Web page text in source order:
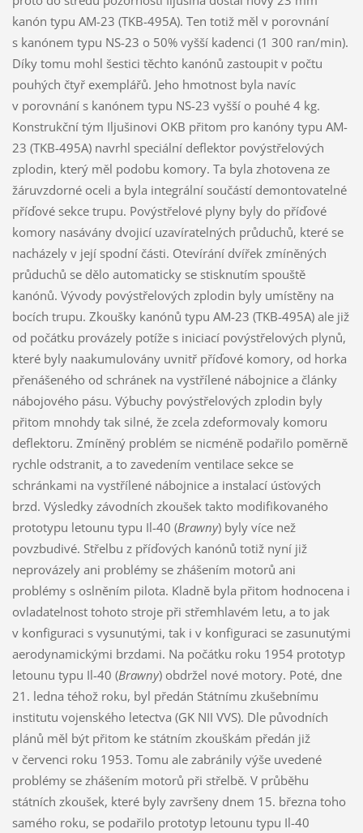
kanón typu AM-23 (TKB-495A). Ten totiž měl v porovnání
s kanónem typu NS-23 o 50% vyšší kadenci (1 300 ran/min).
Díky tomu mohl šestici těchto kanónů zastoupit v počtu
pouhých čtyř exemplářů. Jeho hmotnost byla navíc
v porovnání s kanónem typu NS-23 vyšší o pouhé 4 kg.
Konstrukční tým Iljušinovi OKB přitom pro kanóny typu AM-
23 (TKB-495A) navrhl speciální deflektor povýstřelových
zplodin, který měl podobu komory. Ta byla zhotovena ze
žáruvzdorné oceli a byla integrální součástí demontovatelné
příďové sekce trupu. Povýstřelové plyny byly do příďové
komory nasávány dvojicí uzavíratelných průduchů, které se
nacházely v její spodní části. Otevírání dvířek zmíněných
průduchů se dělo automaticky se stisknutím spouště
kanónů. Vývody povýstřelových zplodin byly umístěny na
bocích trupu. Zkoušky kanónů typu AM-23 (TKB-495A) ale již
od počátku provázely potíže s iniciací povýstřelových plynů,
které byly naakumulovány uvnitř příďové komory, od horka
přenášeného od schránek na vystřílené nábojnice a články
nábojového pásu. Výbuchy povýstřelových zplodin byly
přitom mnohdy tak silné, že zcela zdeformovaly komoru
deflektoru. Zmíněný problém se nicméně podařilo poměrně
rychle odstranit, a to zavedením ventilace sekce se
schránkami na vystřílené nábojnice a instalací úsťových
brzd. Výsledky závodních zkoušek takto modifikovaného
prototypu letounu typu Il-40 (Brawny) byly více než
povzbudivé. Střelbu z příďových kanónů totiž nyní již
neprovázely ani problémy se zhášením motorů ani
problémy s oslněním pilota. Kladně byla přitom hodnocena i
ovladatelnost tohoto stroje při střemhlavém letu, a to jak
v konfiguraci s vysunutými, tak i v konfiguraci se zasunutými
aerodynamickými brzdami. Na počátku roku 1954 prototyp
letounu typu Il-40 (Brawny) obdržel nové motory. Poté, dne
21. ledna téhož roku, byl předán Státnímu zkušebnímu
institutu vojenského letectva (GK NII VVS). Dle původních
plánů měl být přitom ke státním zkouškám předán již
v červenci roku 1953. Tomu ale zabránily výše uvedené
problémy se zhášením motorů při střelbě. V průběhu
státních zkoušek, které byly završeny dnem 15. března toho
samého roku, se podařilo prototyp letounu typu Il-40